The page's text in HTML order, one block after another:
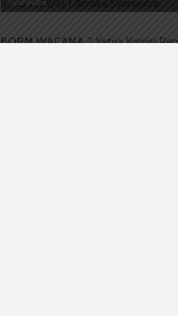
BOPM WACANA? Ketua Komisi